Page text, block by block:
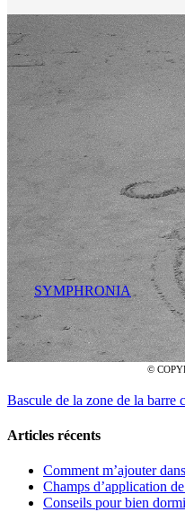
SYMPHRONIA
©
Bascule de la zone de la barre
Articles récents
Comment m’ajouter
Champs d’application
Conseils pour bien